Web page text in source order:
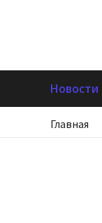
Новости
Главная